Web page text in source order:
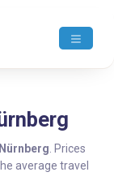
Nürnberg . Prices
average travel